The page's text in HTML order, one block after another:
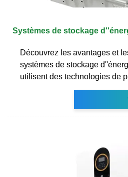
Systèmes de stockage
Découvrez les avantages et
systèmes de stockage
utilisent des technologies de